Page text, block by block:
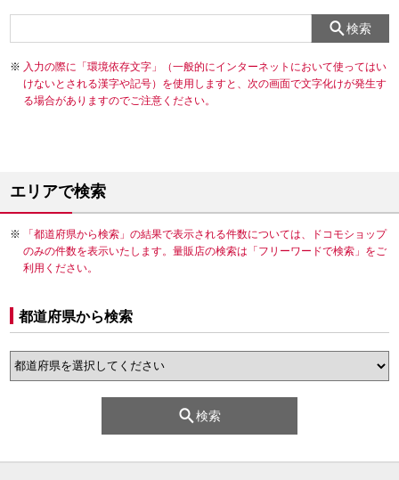
検索
入力の際に「環境依存文字」（一般的にインターネットにおいて使ってはい
けないとされる漢字や記号）を使用しますと、次の画面で文字化けが発生す
る場合がありますのでご注意ください。
エリアで検索
「都道府県から検索」の結果で表示される件数については、ドコモショップ
のみの件数を表示いたします。量販店の検索は「フリーワードで検索」をご
利用ください。
都道府県から検索
検索